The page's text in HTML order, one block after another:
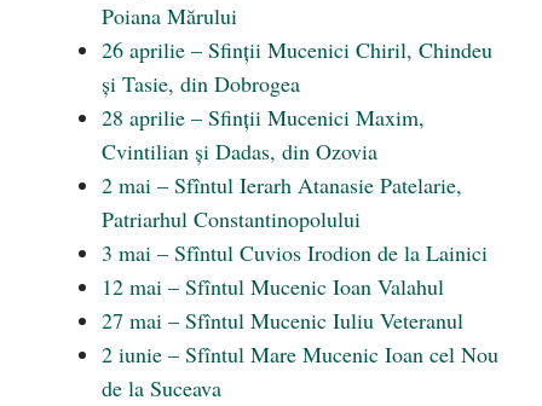
Poiana Mărului
26 aprilie – Sfinții Mucenici Chiril, Chindeu
și Tasie, din Dobrogea
28 aprilie – Sfinții Mucenici Maxim,
Cvintilian și Dadas, din Ozovia
2 mai – Sfîntul Ierarh Atanasie Patelarie,
Patriarhul Constantinopolului
3 mai – Sfîntul Cuvios Irodion de la Lainici
12 mai – Sfîntul Mucenic Ioan Valahul
27 mai – Sfîntul Mucenic Iuliu Veteranul
2 iunie – Sfîntul Mare Mucenic Ioan cel Nou
de la Suceava